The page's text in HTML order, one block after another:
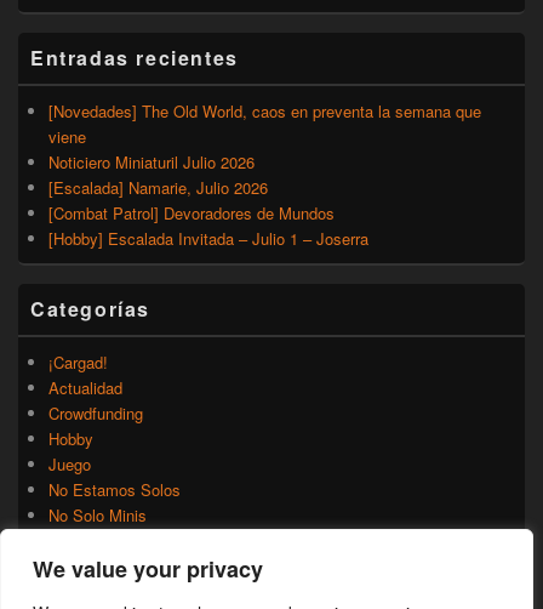
We value your privacy
Entradas recientes
[Novedades] The Old World, caos en preventa la semana que
viene
Noticiero Miniaturil Julio 2026
[Escalada] Namarie, Julio 2026
[Combat Patrol] Devoradores de Mundos
[Hobby] Escalada Invitada – Julio 1 – Joserra
Categorías
¡Cargad!
Actualidad
Crowdfunding
Hobby
Juego
No Estamos Solos
No Solo Minis
Rumores